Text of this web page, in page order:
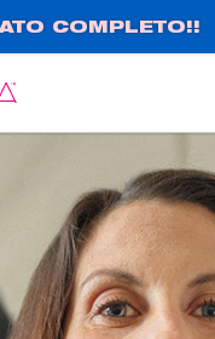
COMPLETO!!